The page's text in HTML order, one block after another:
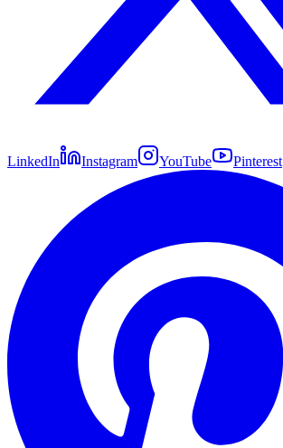
LinkedIn Instagram YouTube Pinterest